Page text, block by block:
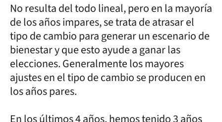
No resulta del todo lineal, pero en la mayoría
de los años impares, se trata de atrasar el
tipo de cambio para generar un escenario de
bienestar y que esto ayude a ganar las
elecciones. Generalmente los mayores
ajustes en el tipo de cambio se producen en
los años pares.